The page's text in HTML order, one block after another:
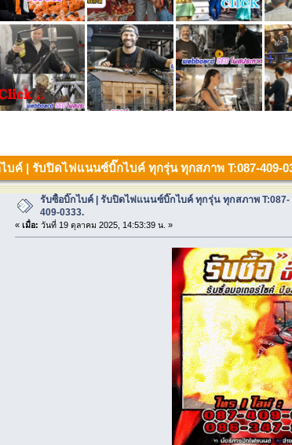
บค์ | รับปิดไฟแนนซ์บิ๊กไบค์ ทุกรุ่น ทุกสภาพ T:087-409-
รับซื้อบิ๊กไบค์ | รับปิดไฟแนนซ์บิ๊กไบค์ ทุกรุ่น ทุกสภาพ T:087-
409-0333.
« เมื่อ: วันที่ 19 ตุลาคม 2025, 14:53:39 น. »